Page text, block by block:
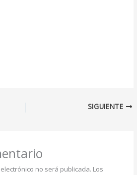
SIGUIENTE
no será publicada. Los